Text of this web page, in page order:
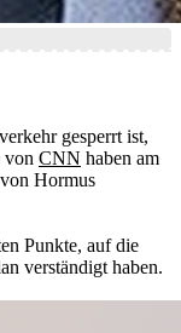
gesperrt ist,
von CNN haben am
Hormus
Punkte, auf die
verständigt haben.